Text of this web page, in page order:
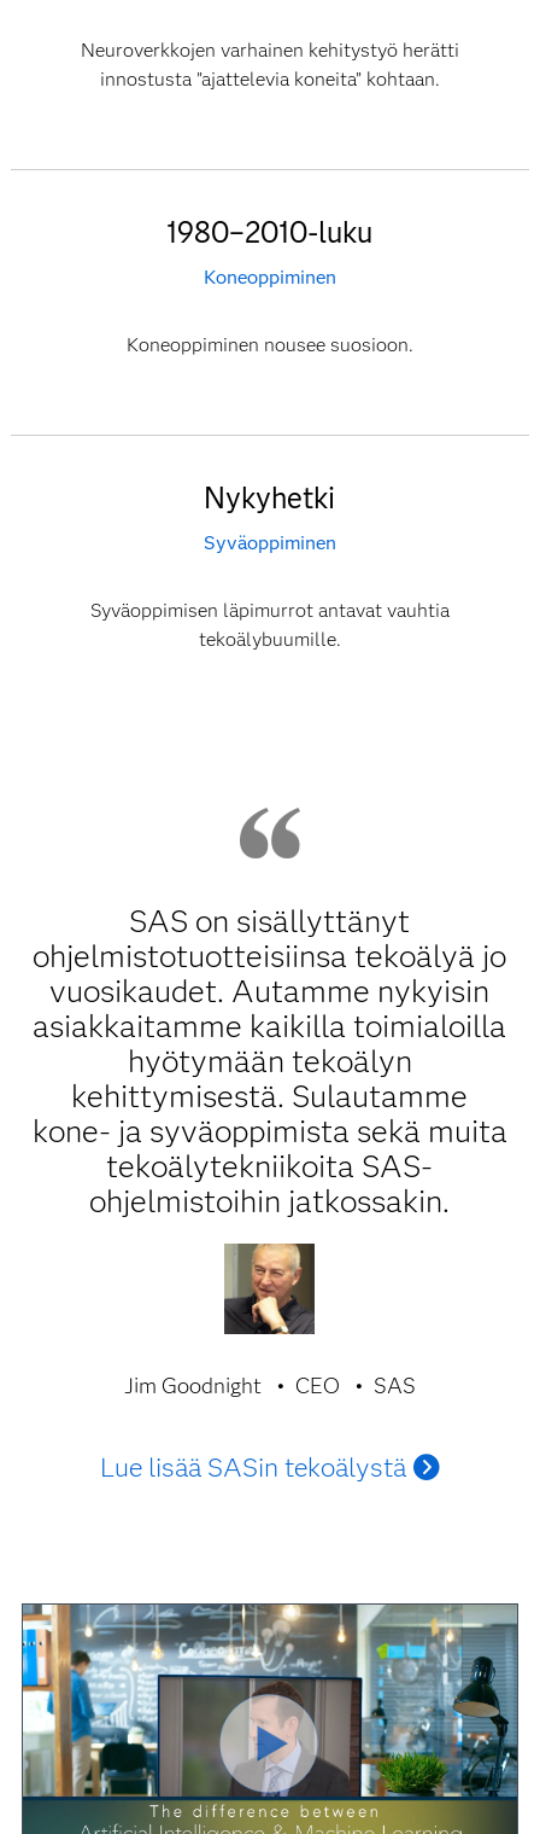
Neuroverkkojen varhainen kehitystyö herätti
innostusta ”ajattelevia koneita” kohtaan.
1980–2010-luku
Koneoppiminen
Koneoppiminen nousee suosioon.
Nykyhetki
Syväoppiminen
Syväoppimisen läpimurrot antavat vauhtia
tekoälybuumille.
SAS on sisällyttänyt
ohjelmistotuotteisiinsa tekoälyä jo
vuosikaudet. Autamme nykyisin
asiakkaitamme kaikilla toimialoilla
hyötymään tekoälyn
kehittymisestä. Sulautamme
kone- ja syväoppimista sekä muita
tekoälytekniikoita SAS-
ohjelmistoihin jatkossakin.
Jim Goodnight CEO SAS
Lue lisää SASin tekoälystä
Play